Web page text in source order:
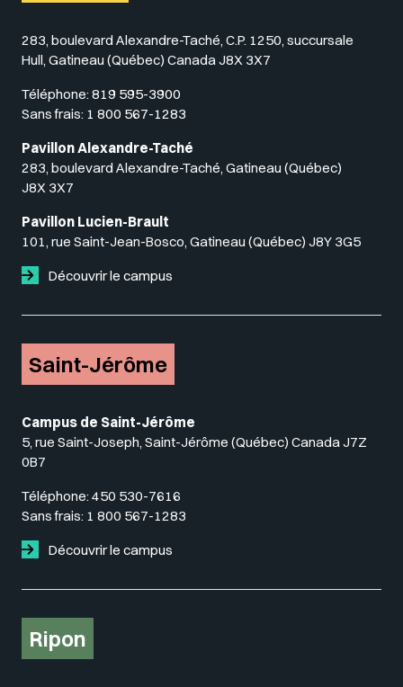
283, boulevard Alexandre-Taché, C.P. 1250, succursale
Hull, Gatineau (Québec) Canada J8X 3X7
Téléphone: 819 595-3900
Sans frais: 1 800 567-1283
Pavillon Alexandre-Taché
283, boulevard Alexandre-Taché, Gatineau (Québec)
J8X 3X7
Pavillon Lucien-Brault
101, rue Saint-Jean-Bosco, Gatineau (Québec) J8Y 3G5
Découvrir le campus
Saint-Jérôme
Campus de Saint-Jérôme
5, rue Saint-Joseph, Saint-Jérôme (Québec) Canada J7Z
0B7
Téléphone: 450 530-7616
Sans frais: 1 800 567-1283
Découvrir le campus
Ripon